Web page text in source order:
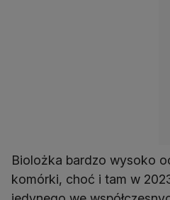
Biolożka bardzo wysoko
komórki, choć i tam w